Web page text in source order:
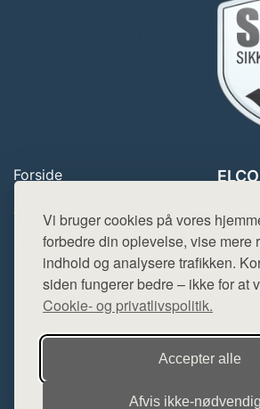
Vi bruger cookies på vores
forbedre din oplevelse, vise mere
indhold og analysere trafikken.
siden fungerer bedre – ikke for at
Cookie- og privatlivspolitik.
Accepter alle
Afvis
Forside
Top Rabatter
Blog
Kontakt
Mail:
Denne side er en del af want.dk, der
hjemmesider med præsentation af
diverse webshops. Der sælges ikke varer